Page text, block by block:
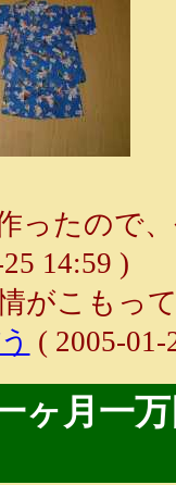
ったので
14:59 )
がこもっ
( 2005-01-
ヶ月一